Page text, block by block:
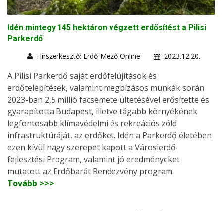
Idén mintegy 145 hektáron végzett erdősítést a Pilisi
Parkerdő
Hírszerkesztő: Erdő-Mező Online
2023.12.20.
A Pilisi Parkerdő saját erdőfelújítások és
erdőtelepítések, valamint megbízásos munkák során
2023-ban 2,5 millió facsemete ültetésével erősítette és
gyarapította Budapest, illetve tágabb környékének
legfontosabb klímavédelmi és rekreációs zöld
infrastruktúráját, az erdőket. Idén a Parkerdő életében
ezen kívül nagy szerepet kapott a Városierdő-
fejlesztési Program, valamint jó eredményeket
mutatott az Erdőbarát Rendezvény program.
Tovább >>>